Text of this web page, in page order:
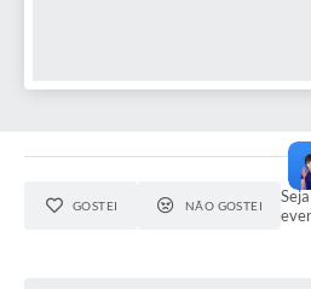
GOSTEI NÃO GOSTEI